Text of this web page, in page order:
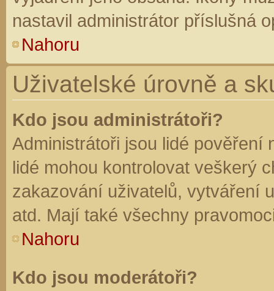
nastavil administrátor příslušná
Nahoru
Uživatelské úrovně a
Kdo jsou administrátoři?
Administrátoři jsou lidé pověření
lidé mohou kontrolovat veškerý
zakazování uživatelů, vytváření
atd. Mají také všechny
Nahoru
Kdo jsou moderátoři?